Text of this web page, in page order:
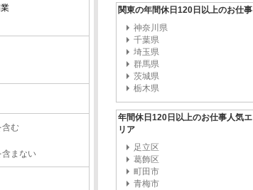
含む
含まない
関東の年間休日120日以上のお仕事
神奈川県
千葉県
埼玉県
群馬県
茨城県
栃木県
年間休日120日以上のお仕事人気エ
リア
足立区
葛飾区
町田市
青梅市